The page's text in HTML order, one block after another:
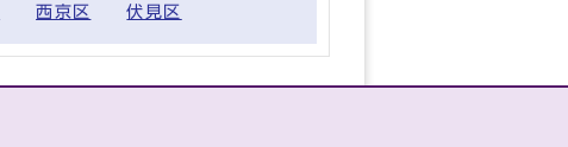
西京区 伏見区